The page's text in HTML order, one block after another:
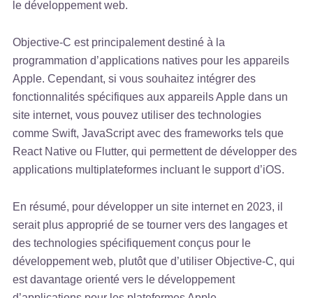
le développement web.
Objective-C est principalement destiné à la
programmation d’applications natives pour les appareils
Apple. Cependant, si vous souhaitez intégrer des
fonctionnalités spécifiques aux appareils Apple dans un
site internet, vous pouvez utiliser des technologies
comme Swift, JavaScript avec des frameworks tels que
React Native ou Flutter, qui permettent de développer des
applications multiplateformes incluant le support d’iOS.
En résumé, pour développer un site internet en 2023, il
serait plus approprié de se tourner vers des langages et
des technologies spécifiquement conçus pour le
développement web, plutôt que d’utiliser Objective-C, qui
est davantage orienté vers le développement